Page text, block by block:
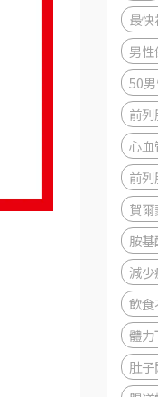
最
男
50
前
心血
前列
賀
胺基
減少
飲食
體力
肚